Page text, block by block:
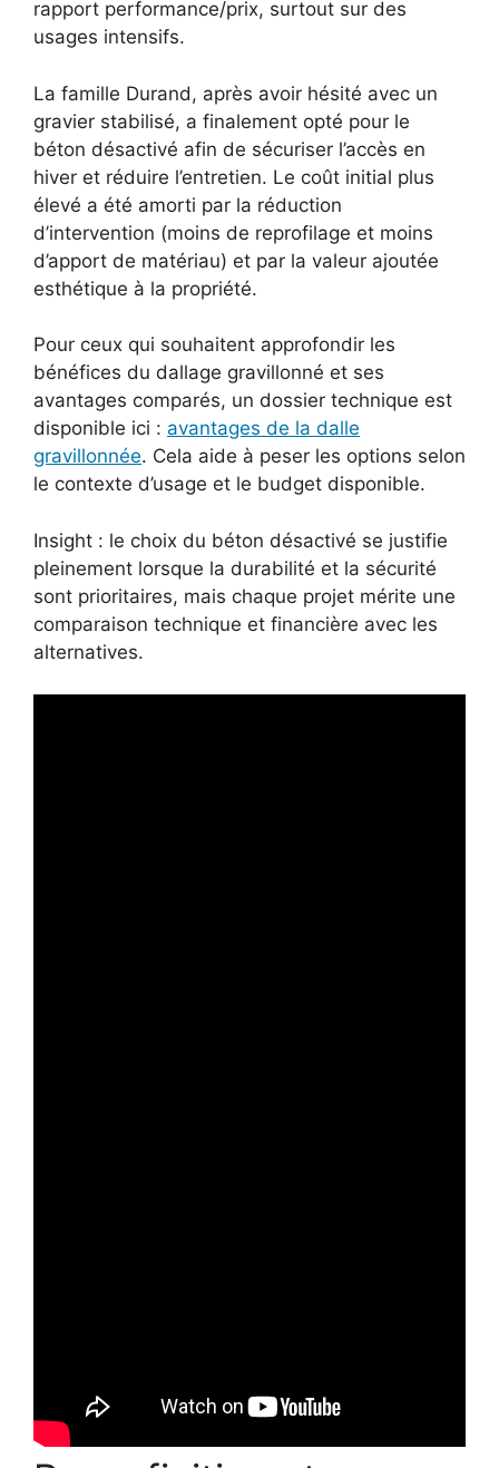
rapport performance/prix, surtout sur des
usages intensifs.
La famille Durand, après avoir hésité avec un
gravier stabilisé, a finalement opté pour le
béton désactivé afin de sécuriser l’accès en
hiver et réduire l’entretien. Le coût initial plus
élevé a été amorti par la réduction
d’intervention (moins de reprofilage et moins
d’apport de matériau) et par la valeur ajoutée
esthétique à la propriété.
Pour ceux qui souhaitent approfondir les
bénéfices du dallage gravillonné et ses
avantages comparés, un dossier technique est
disponible ici : avantages de la dalle
gravillonnée. Cela aide à peser les options selon
le contexte d’usage et le budget disponible.
Insight : le choix du béton désactivé se justifie
pleinement lorsque la durabilité et la sécurité
sont prioritaires, mais chaque projet mérite une
comparaison technique et financière avec les
alternatives.